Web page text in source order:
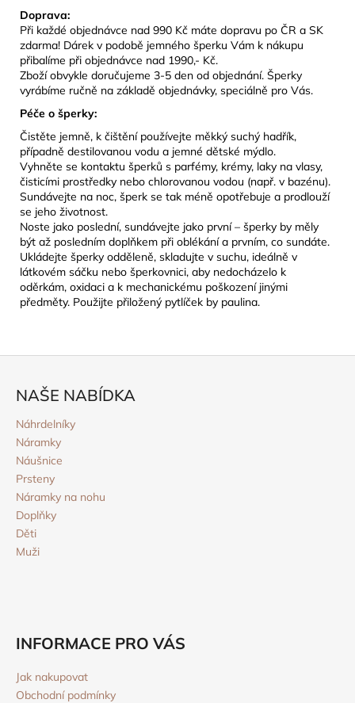
Doprava:
Při každé objednávce nad 990 Kč máte dopravu po ČR a SK
zdarma! Dárek v podobě jemného šperku Vám k nákupu
přibalíme při objednávce nad 1990,- Kč.
Zboží obvykle doručujeme 3-5 den od objednání. Šperky
vyrábíme ručně na základě objednávky, speciálně pro Vás.
Péče o šperky:
Čistěte jemně, k čištění používejte měkký suchý hadřík,
případně destilovanou vodu a jemné dětské mýdlo.
Vyhněte se kontaktu šperků s parfémy, krémy, laky na vlasy,
čisticími prostředky nebo chlorovanou vodou (např. v bazénu).
Sundávejte na noc, šperk se tak méně opotřebuje a prodlouží
se jeho životnost.
Noste jako poslední, sundávejte jako první – šperky by měly
být až posledním doplňkem při oblékání a prvním, co sundáte.
Ukládejte šperky odděleně, skladujte v suchu, ideálně v
látkovém sáčku nebo šperkovnici, aby nedocházelo k
oděrkám, oxidaci a k mechanickému poškození jinými
předměty. Použijte přiložený pytlíček by paulina.
NAŠE NABÍDKA
Náhrdelníky
Náramky
Náušnice
Prsteny
Náramky na nohu
Doplňky
Děti
Muži
INFORMACE PRO VÁS
Jak nakupovat
Obchodní podmínky